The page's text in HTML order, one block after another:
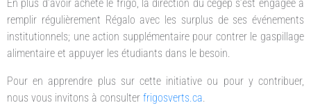
En plus d’avoir acheté le frigo, la direction du cégep s’est engagée à
remplir régulièrement Régalo avec les surplus de ses événements
institutionnels; une action supplémentaire pour contrer le gaspillage
alimentaire et appuyer les étudiants dans le besoin.
Pour en apprendre plus sur cette initiative ou pour y contribuer,
nous vous invitons à consulter frigosverts.ca